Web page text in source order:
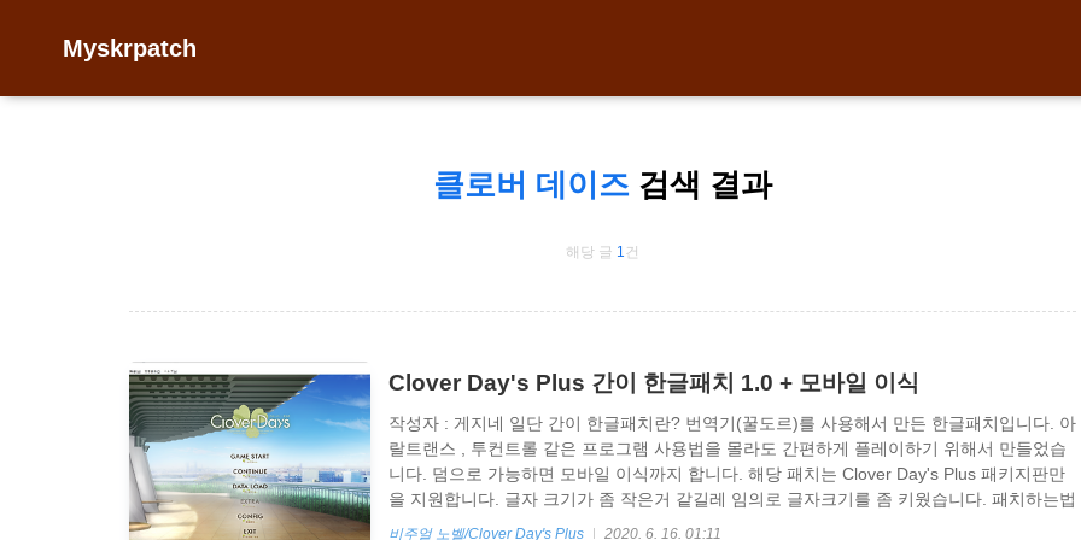
Myskrpatch
클로버 데이즈 검색 결과
해당 글 1건
Clover Day's Plus 간이 한글패치 1.0 + 모바일 이식
작성자 : 게지네 일단 간이 한글패치란? 번역기(꿀도르)를 사용해서 만든 한글패치입니다. 아
랄트랜스 , 투컨트롤 같은 프로그램 사용법을 몰라도 간편하게 플레이하기 위해서 만들었습
니다. 덤으로 가능하면 모바일 이식까지 합니다. 해당 패치는 Clover Day's Plus 패키지판만
을 지원합니다. 글자 크기가 좀 작은거 같길레 임의로 글자크기를 좀 키웠습니다. 패치하는법
따로 추가 패치는 필요하지 않습니다. 아무래도 Clover Day's Plus는 1.0 버젼이 최초이자 최
비주얼 노벨/Clover Day's Plus 2020. 6. 16. 01:11